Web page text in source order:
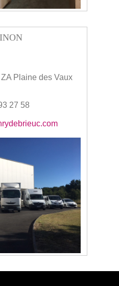
Plaine des Vaux
27 58